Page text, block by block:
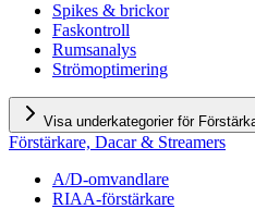
Spikes & brickor
Faskontroll
Rumsanalys
Strömoptimering
Visa underkategorier för
Förstärkare, Dacar & Streamers
A/D-omvandlare
RIAA-förstärkare